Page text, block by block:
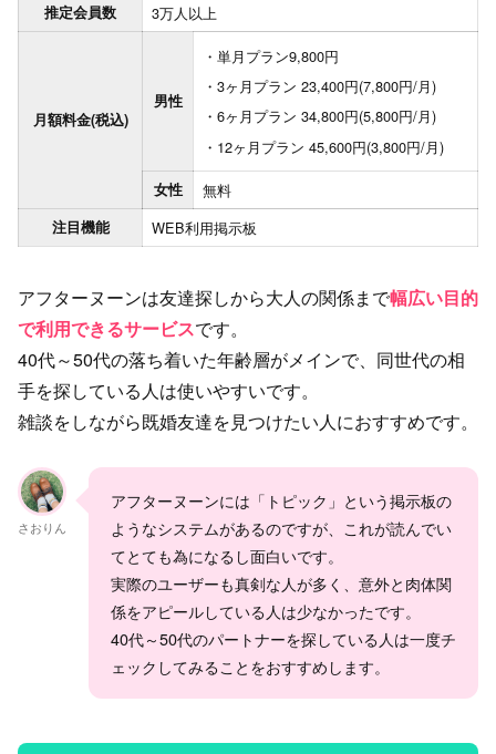
推定会員数 3万人以上
月額料金(税込)
男性
単月プラン9,800円
3ヶ月プラン 23,400円(7,800円/月)
6ヶ月プラン 34,800円(5,800円/月)
12ヶ月プラン 45,600円(3,800円/月)
女性 無料
注目機能 WEB利用掲示板
アフターヌーンは友達探しから大人の関係まで幅広い目的
で利用できるサービスです。
40代～50代の落ち着いた年齢層がメインで、同世代の相
手を探している人は使いやすいです。
雑談をしながら既婚友達を見つけたい人におすすめです。
さおりん
アフターヌーンには「トピック」という掲示板の
ようなシステムがあるのですが、これが読んでい
てとても為になるし面白いです。
実際のユーザーも真剣な人が多く、意外と肉体関
係をアピールしている人は少なかったです。
40代～50代のパートナーを探している人は一度チ
ェックしてみることをおすすめします。